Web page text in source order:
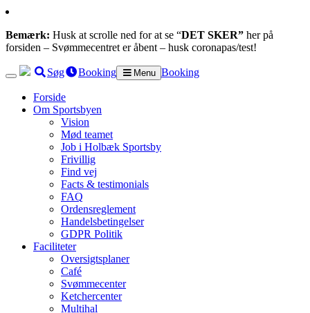
Bemærk: Husk at scrolle ned for at se “DET SKER” her på
forsiden – Svømmecentret er åbent – husk coronapas/test!
Søg Booking Menu Booking
Forside
Om Sportsbyen
Vision
Mød teamet
Job i Holbæk Sportsby
Frivillig
Find vej
Facts & testimonials
FAQ
Ordensreglement
Handelsbetingelser
GDPR Politik
Faciliteter
Oversigtsplaner
Café
Svømmecenter
Ketchercenter
Multihal